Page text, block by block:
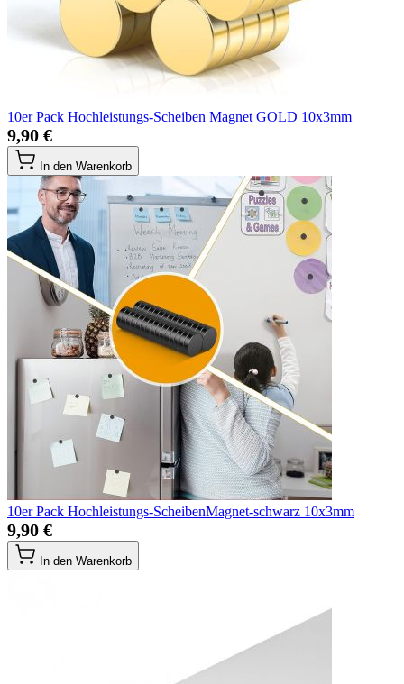
10er Pack Hochleistungs-Scheiben Magnet GOLD 10x3mm
9,90 €
In den Warenkorb
10er Pack Hochleistungs-ScheibenMagnet-schwarz 10x3mm
9,90 €
In den Warenkorb